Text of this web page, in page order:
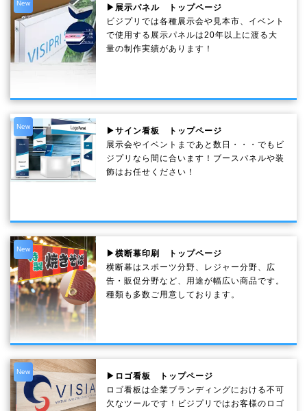
New
▶展示パネル トップページ
ビジプリでは各種展示会や見本市、イベント
で使用する展示パネルは20年以上に渡る大
量の制作実績があります！
New
▶サイン看板 トップページ
展示会やイベントまであと数日・・・でもビ
ジプリなら間に合います！ブースパネルや装
飾はお任せください！
New
▶横断幕印刷 トップページ
横断幕はスポーツ分野、レジャー分野、広
告・販促分野など、用途が幅広い商品です。
種類も多数ご用意しております。
New
▶ロゴ看板 トップページ
ロゴ看板は企業ブランディングにおける不可
欠なツールです！ビジプリではお客様のロゴ